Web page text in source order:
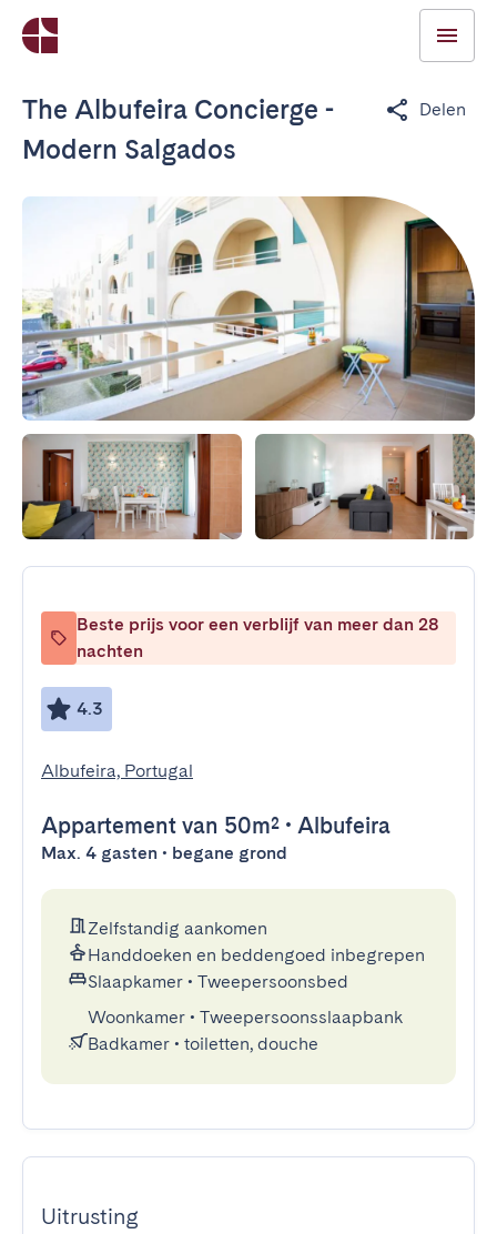
The Albufeira Concierge -
Modern Salgados
Delen
Beste prijs voor een verblijf van meer dan 28
nachten
4.3
Albufeira, Portugal
Appartement van 50m² • Albufeira
Max. 4 gasten • begane grond
Zelfstandig aankomen
Handdoeken en beddengoed inbegrepen
Slaapkamer • Tweepersoonsbed
Woonkamer • Tweepersoonsslaapbank
Badkamer • toiletten, douche
Uitrusting